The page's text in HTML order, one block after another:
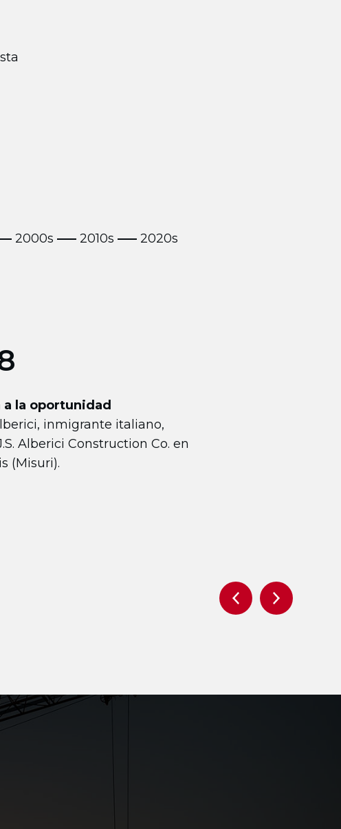
2000s 2010s 2020s
Previous
a la oportunidad
inmigrante italiano,
Alberici Construction Co. en
(Misuri).
Next